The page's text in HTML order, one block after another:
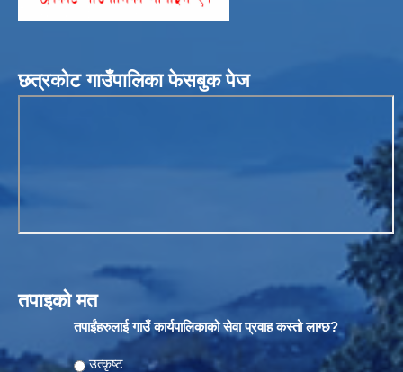
छत्रकोट गाउँपालिका फेसबुक पेज
तपाइको मत
तपाईंहरुलाई गाउँ कार्यपालिकाको सेवा प्रवाह कस्तो लाग्छ?
Choices
उत्कृष्ट